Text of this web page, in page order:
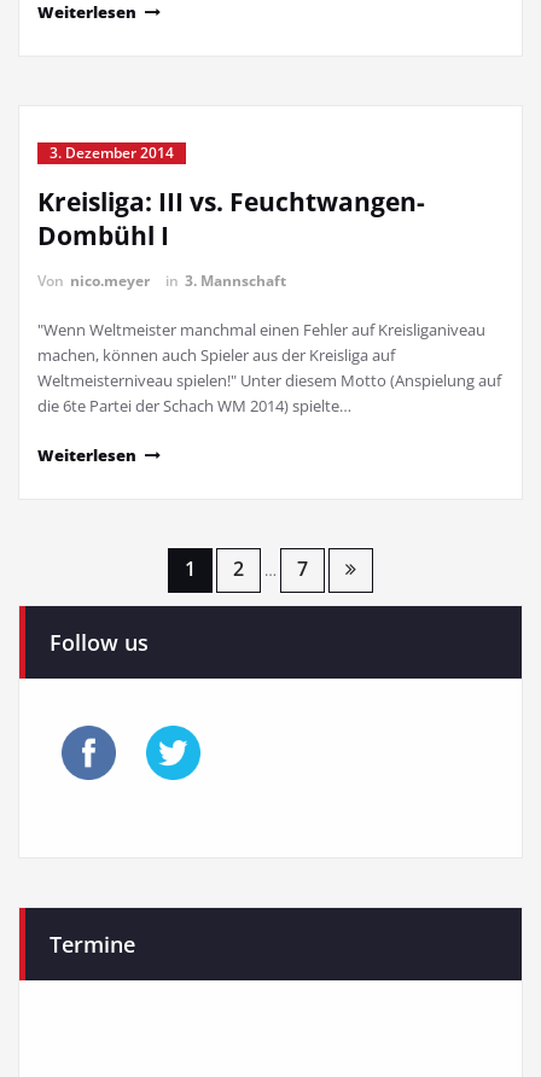
Weiterlesen
3. Dezember 2014
Kreisliga: III vs. Feuchtwangen-
Dombühl I
Von nico.meyer in 3. Mannschaft
"Wenn Weltmeister manchmal einen Fehler auf Kreisliganiveau
machen, können auch Spieler aus der Kreisliga auf
Weltmeisterniveau spielen!" Unter diesem Motto (Anspielung auf
die 6te Partei der Schach WM 2014) spielte…
Weiterlesen
Seitennummerierung
Beiträge
1 2 … 7
Follow us
Termine